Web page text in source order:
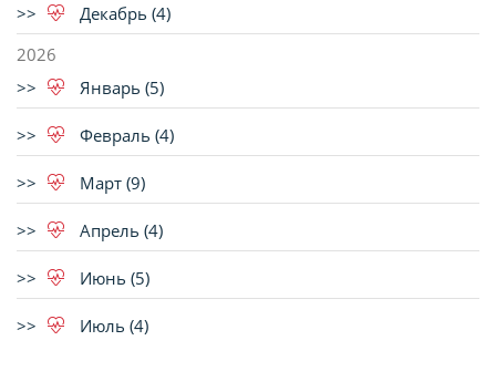
Декабрь (4)
2026
Январь (5)
Февраль (4)
Март (9)
Апрель (4)
Июнь (5)
Июль (4)